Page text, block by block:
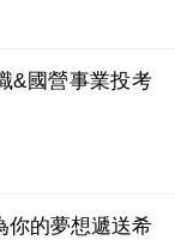
&國營事業投考
你的夢想遞送希